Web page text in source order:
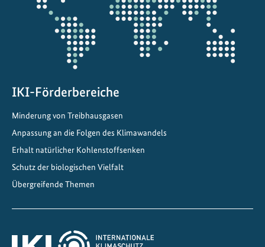
IKI-Förderbereiche
Minderung von Treibhausgasen
Anpassung an die Folgen des Klimawandels
Erhalt natürlicher Kohlenstoffsenken
Schutz der biologischen Vielfalt
Übergreifende Themen